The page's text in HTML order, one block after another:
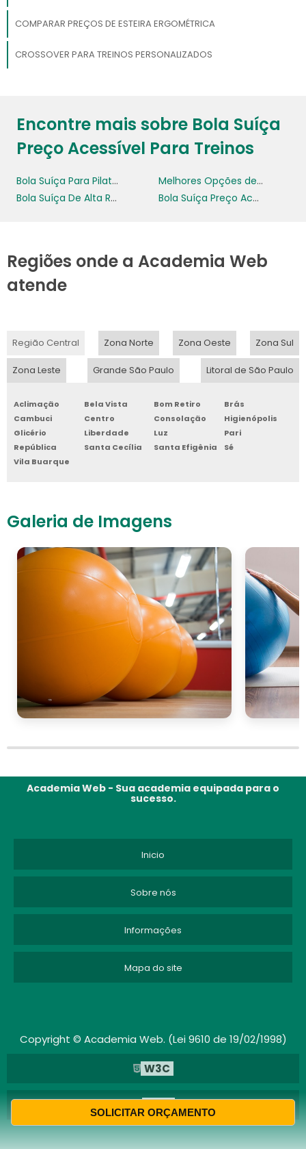
SOLICITAR ORÇAMENTO
COMPARAR PREÇOS DE ESTEIRA ERGOMÉTRICA
CROSSOVER PARA TREINOS PERSONALIZADOS
Encontre mais sobre Bola Suíça
Preço Acessível Para Treinos
Bola Suíça Para Pilates E Yoga
Melhores Opções de Bola Suíça Para Fitness
Bola Suíça De Alta Resistência Para Exercícios
Bola Suíça Preço Acessível Para Treinos
Regiões onde a Academia Web
atende
Região Central Zona Norte Zona Oeste Zona Sul
Zona Leste Grande São Paulo Litoral de São Paulo
Aclimação Bela Vista Bom Retiro
Brás
Cambuci
Centro Consolação
Higienópolis
Glicério
Liberdade Luz
Pari
República
Santa Cecília Santa Efigênia
Sé
Vila Buarque
Galeria de Imagens
Academia Web - Sua academia equipada para o
sucesso.
Inicio
Sobre nós
Informações
Mapa do site
Copyright © Academia Web. (Lei 9610 de 19/02/1998)
W3C
W3C